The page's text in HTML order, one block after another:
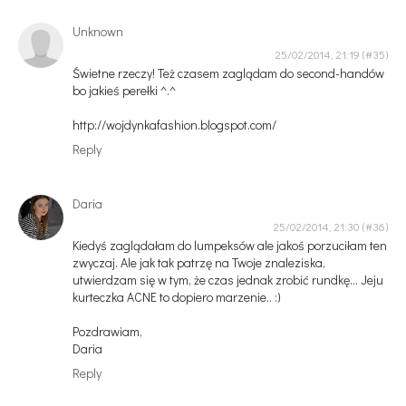
Unknown
25/02/2014, 21:19
Świetne rzeczy! Też czasem zaglądam do second-handów
bo jakieś perełki ^.^
http://wojdynkafashion.blogspot.com/
Reply
Daria
25/02/2014, 21:30
Kiedyś zaglądałam do lumpeksów ale jakoś porzuciłam ten
zwyczaj. Ale jak tak patrzę na Twoje znaleziska,
utwierdzam się w tym, że czas jednak zrobić rundkę... Jeju
kurteczka ACNE to dopiero marzenie.. :)
Pozdrawiam,
Daria
Reply